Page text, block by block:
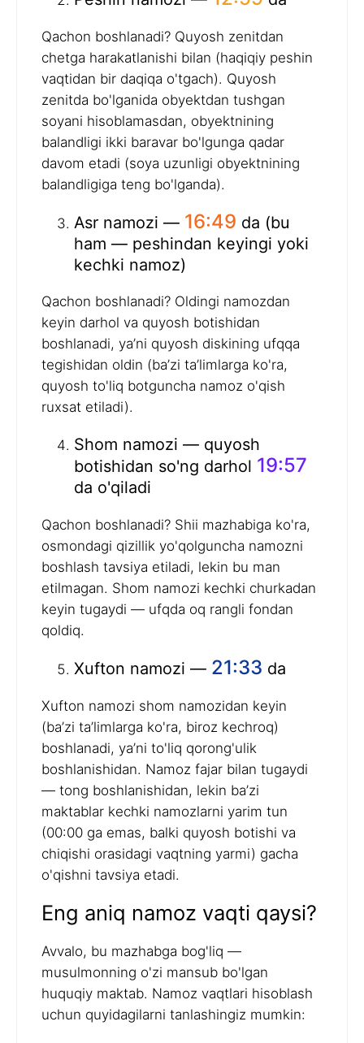
Qachon boshlanadi? Quyosh zenitdan
chetga harakatlanishi bilan (haqiqiy peshin
vaqtidan bir daqiqa o'tgach). Quyosh
zenitda bo'lganida obyektdan tushgan
soyani hisoblamasdan, obyektnining
balandligi ikki baravar bo'lgunga qadar
davom etadi (soya uzunligi obyektnining
balandligiga teng bo'lganda).
Asr namozi — 16:49 da (bu
ham — peshindan keyingi yoki
kechki namoz)
Qachon boshlanadi? Oldingi namozdan
keyin darhol va quyosh botishidan
boshlanadi, ya’ni quyosh diskining ufqqa
tegishidan oldin (ba’zi ta’limlarga ko'ra,
quyosh to'liq botguncha namoz o'qish
ruxsat etiladi).
Shom namozi — quyosh
botishidan so'ng darhol 19:57
da o'qiladi
Qachon boshlanadi? Shii mazhabiga ko'ra,
osmondagi qizillik yo'qolguncha namozni
boshlash tavsiya etiladi, lekin bu man
etilmagan. Shom namozi kechki churkadan
keyin tugaydi — ufqda oq rangli fondan
qoldiq.
Xufton namozi — 21:33 da
Xufton namozi shom namozidan keyin
(ba’zi ta’limlarga ko'ra, biroz kechroq)
boshlanadi, ya’ni to'liq qorong'ulik
boshlanishidan. Namoz fajar bilan tugaydi
— tong boshlanishidan, lekin ba’zi
maktablar kechki namozlarni yarim tun
(00:00 ga emas, balki quyosh botishi va
chiqishi orasidagi vaqtning yarmi) gacha
o'qishni tavsiya etadi.
Eng aniq namoz vaqti qaysi?
Avvalo, bu mazhabga bog'liq —
musulmonning o'zi mansub bo'lgan
huquqiy maktab. Namoz vaqtlari hisoblash
uchun quyidagilarni tanlashingiz mumkin: